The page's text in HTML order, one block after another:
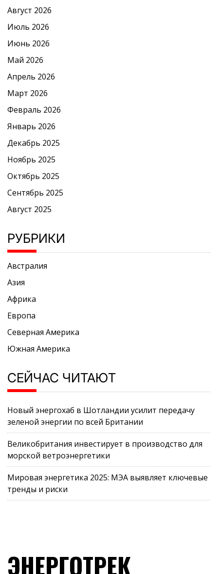
Август 2026
Июль 2026
Июнь 2026
Май 2026
Апрель 2026
Март 2026
Февраль 2026
Январь 2026
Декабрь 2025
Ноябрь 2025
Октябрь 2025
Сентябрь 2025
Август 2025
РУБРИКИ
Австралия
Азия
Африка
Европа
Северная Америка
Южная Америка
СЕЙЧАС ЧИТАЮТ
Новый энергохаб в Шотландии усилит передачу
зеленой энергии по всей Британии
Великобритания инвестирует в производство для
морской ветроэнергетики
Мировая энергетика 2025: МЭА выявляет ключевые
тренды и риски
ЭНЕРГОТРЕК